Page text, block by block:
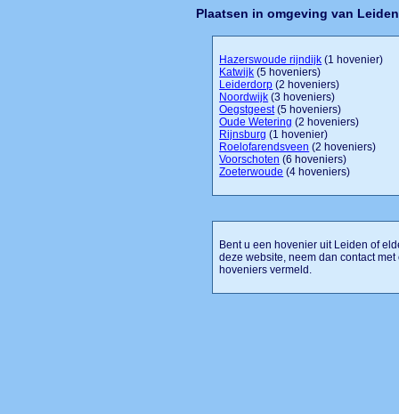
Plaatsen in omgeving van Leiden
Hazerswoude rijndijk (1 hovenier)
Katwijk (5 hoveniers)
Leiderdorp (2 hoveniers)
Noordwijk (3 hoveniers)
Oegstgeest(5 hoveniers)
Oude Wetering (2 hoveniers)
Rijnsburg (1 hovenier)
Roelofarendsveen (2 hoveniers)
Voorschoten (6 hoveniers)
Zoeterwoude (4 hoveniers)
Bent u een hovenier uit Leiden of
deze website, neem dan contact
hoveniers vermeld.